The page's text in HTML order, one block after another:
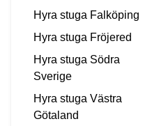
Hyra stuga Falköping
Hyra stuga Fröjered
Hyra stuga Södra
Sverige
Hyra stuga Västra
Götaland